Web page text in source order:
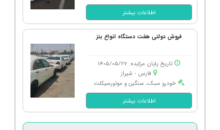
اطلاعات بیشتر
فروش دولتی هفت دستگاه انواع بنز
تاریخ پایان مزایده: 1405/05/27
فارس - شیراز
خودرو سبک، سنگین و موتورسیکلت
اطلاعات بیشتر